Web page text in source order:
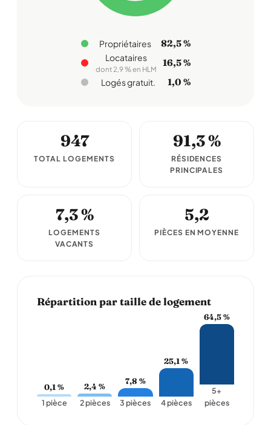
Propriétaires 82,5 %
Locataires
dont 2,9 % en HLM
16,5 %
Logés gratuit. 1,0 %
947
TOTAL LOGEMENTS
91,3 %
RÉSIDENCES
PRINCIPALES
7,3 %
LOGEMENTS
VACANTS
5,2
PIÈCES EN MOYENNE
Répartition par taille de logement
0,1 %
1 pièce
2,4 %
2 pièces
7,8 %
3 pièces
25,1 %
4 pièces
64,5 %
5+
pièces